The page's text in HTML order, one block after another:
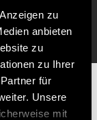
zu
anbieten
zu
zu Ihrer
für
Unsere
mit